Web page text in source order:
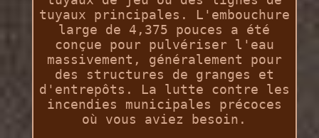
tuyaux principales. L'embouchure
large de 4,375 pouces a été
conçue pour pulvériser l'eau
massivement, généralement pour
des structures de granges et
d'entrepôts. La lutte contre les
incendies municipales précoces
où vous aviez besoin.